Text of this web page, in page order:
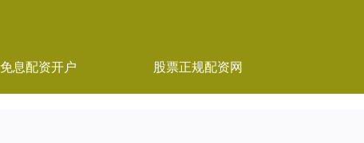
免息配资开户 股票正规配资网